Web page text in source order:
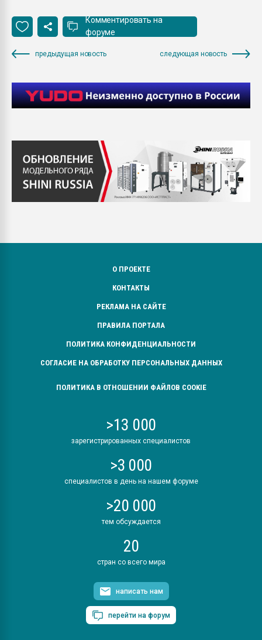
Комментировать на
форуме
предыдущая новость следующая новость
О ПРОЕКТЕ
КОНТАКТЫ
РЕКЛАМА НА САЙТЕ
ПРАВИЛА ПОРТАЛА
ПОЛИТИКА КОНФИДЕНЦИАЛЬНОСТИ
СОГЛАСИЕ НА ОБРАБОТКУ ПЕРСОНАЛЬНЫХ ДАННЫХ
ПОЛИТИКА В ОТНОШЕНИИ ФАЙЛОВ COOKIE
>13 000
зарегистрированных специалистов
>3 000
специалистов в день на нашем форуме
>20 000
тем обсуждается
20
стран со всего мира
написать нам
перейти на форум